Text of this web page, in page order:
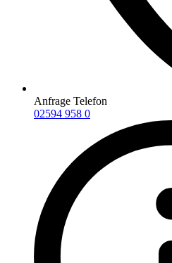
Anfrage Telefon
02594 958 0